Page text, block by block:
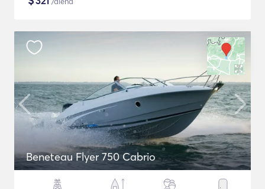
Beneteau Flyer 750 Cabrio